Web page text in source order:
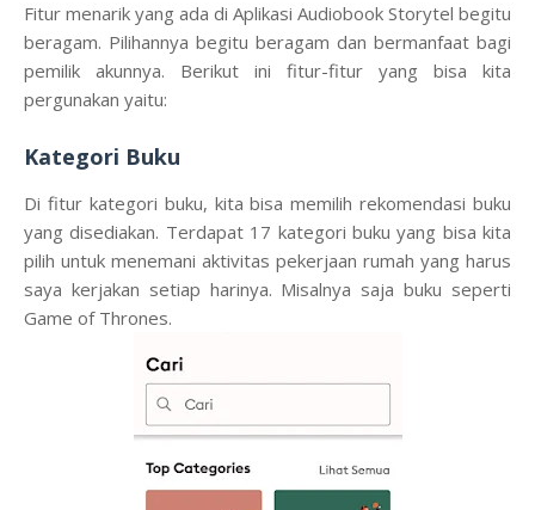
Fitur menarik yang ada di Aplikasi Audiobook Storytel begitu
beragam. Pilihannya begitu beragam dan bermanfaat bagi
pemilik akunnya. Berikut ini fitur-fitur yang bisa kita
pergunakan yaitu:
Kategori Buku
Di fitur kategori buku, kita bisa memilih rekomendasi buku
yang disediakan. Terdapat 17 kategori buku yang bisa kita
pilih untuk menemani aktivitas pekerjaan rumah yang harus
saya kerjakan setiap harinya. Misalnya saja buku seperti
Game of Thrones.